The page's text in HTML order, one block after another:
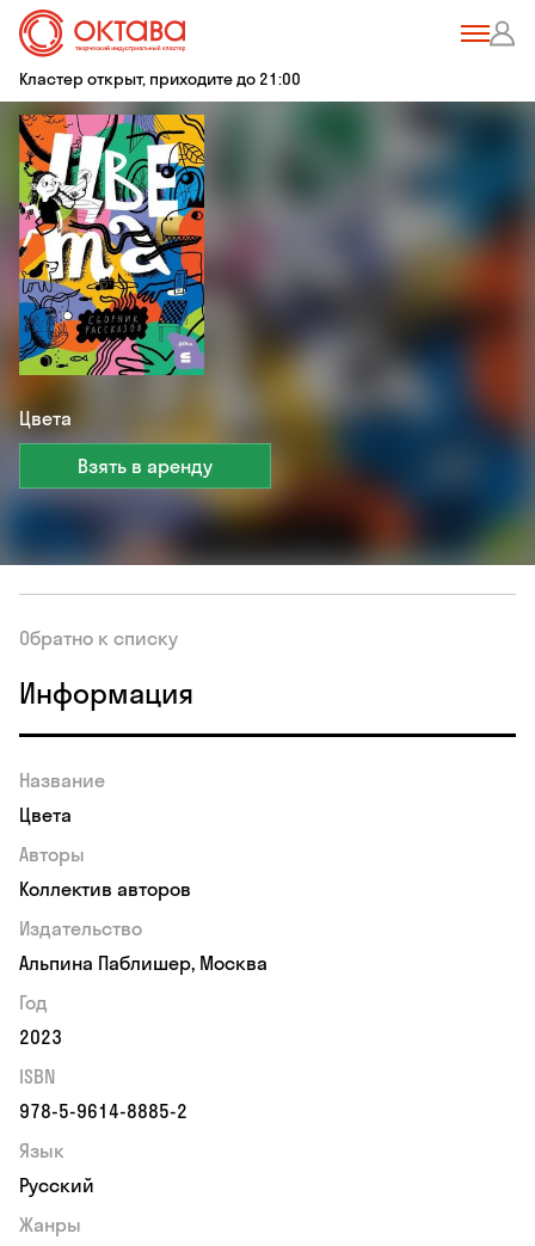
Кластер открыт, приходите до 21:00
Цвета
Взять в аренду
Обратно к списку
Информация
Название
Цвета
Авторы
Коллектив авторов
Издательство
Альпина Паблишер, Москва
Год
2023
ISBN
978-5-9614-8885-2
Язык
Русский
Жанры